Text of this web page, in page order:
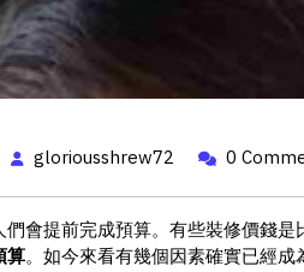
gloriousshrew72 0
會提前完成預算。有些裝修價錢
算。如今來看有幾個因素確實已經成